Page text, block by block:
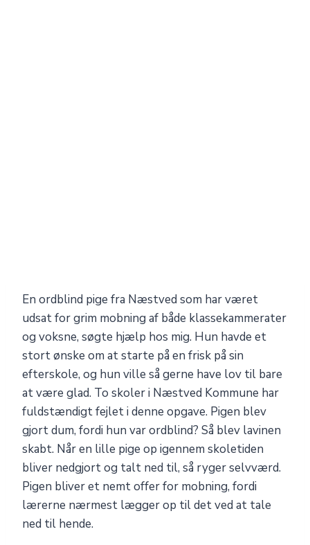
En ordblind pige fra Næstved som har været
udsat for grim mobning af både klassekammerater
og voksne, søgte hjælp hos mig. Hun havde et
stort ønske om at starte på en frisk på sin
efterskole, og hun ville så gerne have lov til bare
at være glad. To skoler i Næstved Kommune har
fuldstændigt fejlet i denne opgave. Pigen blev
gjort dum, fordi hun var ordblind? Så blev lavinen
skabt. Når en lille pige op igennem skoletiden
bliver nedgjort og talt ned til, så ryger selvværd.
Pigen bliver et nemt offer for mobning, fordi
lærerne nærmest lægger op til det ved at tale
ned til hende.